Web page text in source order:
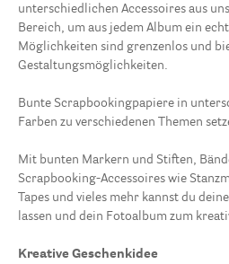
unterschiedlichen Accessoires aus
Bereich, um aus jedem Album ein
Möglichkeiten sind grenzenlos und
Gestaltungsmöglichkeiten.
Bunte Scrapbookingpapiere in
Farben zu verschiedenen Themen
Mit bunten Markern und Stiften,
Scrapbooking-Accessoires wie
Tapes und vieles mehr kannst du
lassen und dein Fotoalbum zum
Kreative Geschenkidee